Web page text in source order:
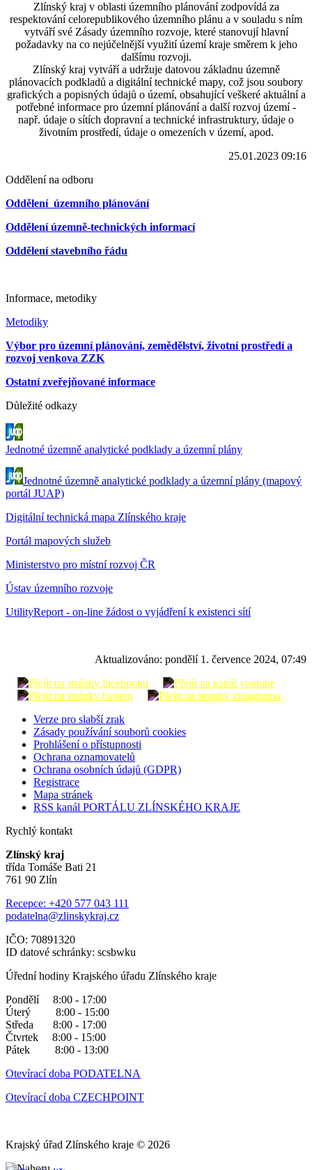
Zlínský kraj v oblasti územního plánování zodpovídá za
respektování celorepublikového územního plánu a v souladu s ním
vytváří své Zásady územního rozvoje, které stanovují hlavní
požadavky na co nejúčelnější využití území kraje směrem k jeho
dalšímu rozvoji.
Zlínský kraj vytváří a udržuje datovou základnu územně
plánovacích podkladů a digitální technické mapy, což jsou soubory
grafických a popisných údajů o území, obsahující veškeré aktuální a
potřebné informace pro územní plánování a další rozvoj území -
např. údaje o sítích dopravní a technické infrastruktury, údaje o
životním prostředí, údaje o omezeních v území, apod.
25.01.2023 09:16
Oddělení na odboru
Oddělení územního plánování
Oddělení územně-technických informací
Oddělení stavebního řádu
Informace, metodiky
Metodiky
Výbor pro územní plánování, zemědělství, životní prostředí a
rozvoj venkova ZZK
Ostatní zveřejňované informace
Důležité odkazy
Jednotné územně analytické podklady a územní plány
Jednotné územně analytické podklady a územní plány (mapový
portál JUAP)
Digitální technická mapa Zlínského kraje
Portál mapových služeb
Ministerstvo pro místní rozvoj ČR
Ústav územního rozvoje
UtilityReport - on-line žádost o vyjádření k existenci sítí
Aktualizováno: pondělí 1. července 2024, 07:49
Verze pro slabší zrak
Zásady používání souborů cookies
Prohlášení o přístupnosti
Ochrana oznamovatelů
Ochrana osobních údajů (GDPR)
Registrace
Mapa stránek
RSS kanál PORTÁLU ZLÍNSKÉHO KRAJE
Rychlý kontakt
Zlínský kraj
třída Tomáše Bati 21
761 90 Zlín
Recepce: +420 577 043 111
podatelna@zlinskykraj.cz
IČO: 70891320
ID datové schránky: scsbwku
Úřední hodiny Krajského úřadu Zlínského kraje
Pondělí 8:00 - 17:00
Úterý 8:00 - 15:00
Středa 8:00 - 17:00
Čtvrtek 8:00 - 15:00
Pátek 8:00 - 13:00
Otevírací doba PODATELNA
Otevírací doba CZECHPOINT
Krajský úřad Zlínského kraje © 2026